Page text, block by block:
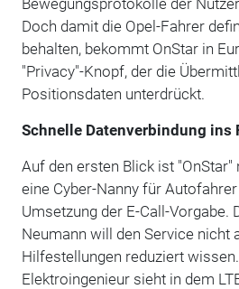
Doch damit die Opel-Fahrer
behalten, bekommt OnStar in
"Privacy"-Knopf, der die
Positionsdaten unterdrückt.
Schnelle Datenverbindung ins
Auf den ersten Blick ist
eine Cyber-Nanny für
Umsetzung der E-Call-Vorgabe.
Neumann will den Service nicht
Hilfestellungen reduziert
Elektroingenieur sieht in dem